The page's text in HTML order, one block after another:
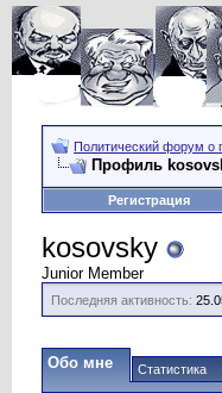
Политический форум о
Профиль
Регистрация
kosovsky
Junior Member
Последняя активность:
Обо мне Статистика